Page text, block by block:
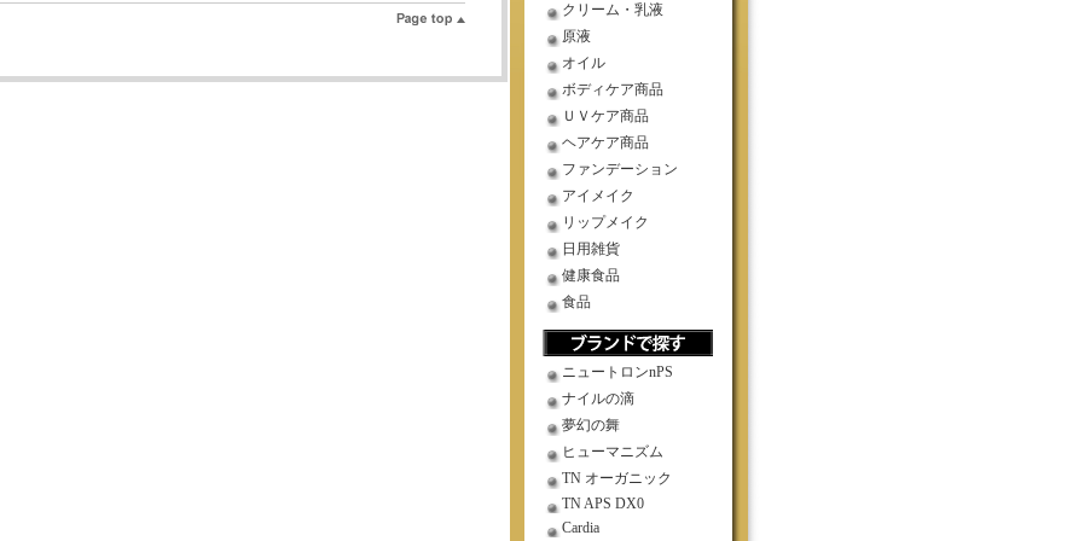
クリーム・乳液
原液
オイル
ボディケア商品
ＵＶケア商品
ヘアケア商品
ファンデーション
アイメイク
リップメイク
日用雑貨
健康食品
食品
ニュートロンnPS
ナイルの滴
夢幻の舞
ヒューマニズム
TN オーガニック
TN APS DX0
Cardia